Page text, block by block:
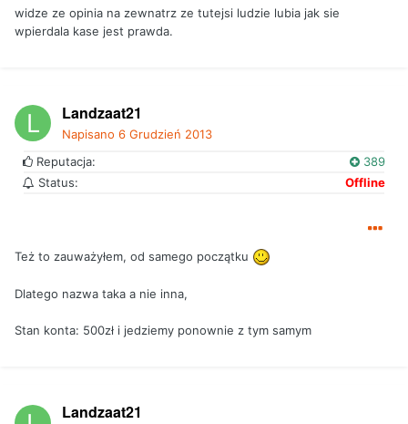
widze ze opinia na zewnatrz ze tutejsi ludzie lubia jak sie
wpierdala kase jest prawda.
Landzaat21
Napisano 6 Grudzień 2013
Reputacja:
389
Status:
Offline
Też to zauważyłem, od samego początku
Dlatego nazwa taka a nie inna,
Stan konta: 500zł i jedziemy ponownie z tym samym
Landzaat21